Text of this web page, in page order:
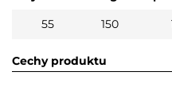
55
150
Cechy produktu